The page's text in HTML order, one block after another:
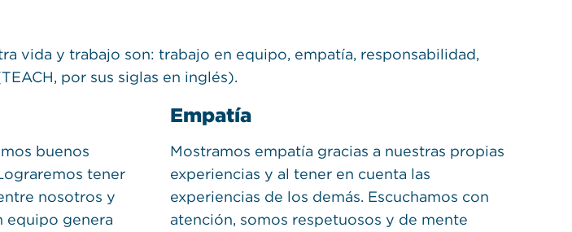
vida y trabajo son: trabajo en equipo, empatía, responsabilidad,
por sus siglas en inglés).
buenos
tener
nosotros y
equipo genera
Empatía
Mostramos empatía gracias a nuestras propias
experiencias y al tener en cuenta las
experiencias de los demás. Escuchamos con
atención, somos respetuosos y de mente